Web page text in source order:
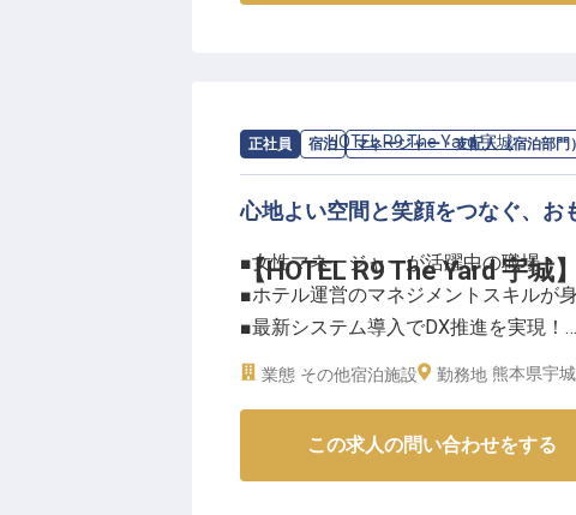
するスマートホテル。
忘れられない滞在体験を提供するこ
お客様一人ひとりに寄り添ったおも
運営マネージャーとして、予約管理か
ていただきます。
女性マネージャーも多数活躍中の職場
ポジションです。
プをサポート！月平均残業は25時間
正社員 宿泊 マネージャー・支配人（宿泊部門）
【HOTEL R9 The Yard 宇城
求人情報：HOTEL R9 The Yard 宇城のマネ
心地よい空間と笑顔をつなぐ、お
■女性マネージャーが活躍中の職場
■ホテル運営のマネジメントスキルが
■最新システム導入でDX推進を実現！
■夏季・冬季休暇など福利厚生が充実
HOTEL R9 The Yardは、お客様に「
にしています。
業態 その他宿泊施設 勤務地 熊本県宇
この求人の問い合わせをする